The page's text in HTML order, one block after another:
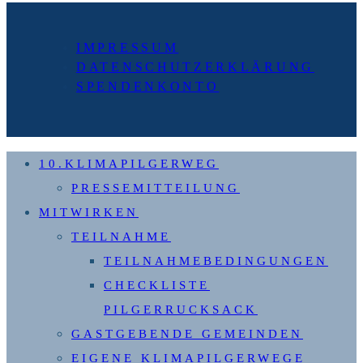
IMPRESSUM
DATENSCHUTZERKLÄRUNG
SPENDENKONTO
10.KLIMAPILGERWEG
PRESSEMITTEILUNG
MITWIRKEN
TEILNAHME
TEILNAHMEBEDINGUNGEN
CHECKLISTE
PILGERRUCKSACK
GASTGEBENDE GEMEINDEN
EIGENE KLIMAPILGERWEGE